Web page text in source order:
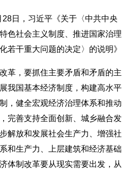
日，习近平《关于〈中共中央
色社会主义制度、推进国家治理
若干重大问题的决定〉的说明》
革，要抓住主要矛盾和矛盾的主
我国基本经济制度，构建高水平
，健全宏观经济治理体系和推动
完善支持全面创新、城乡融合发
解放和发展社会生产力、增强社
和生产力、上层建筑和经济基础
体制改革要从现实需要出发，从